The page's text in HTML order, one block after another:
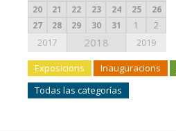
20
21 22 23 24 25
26
27
28 29 30 31 1 2
2017 2018 2019
Exposicions Inauguracions
Todas las categorías